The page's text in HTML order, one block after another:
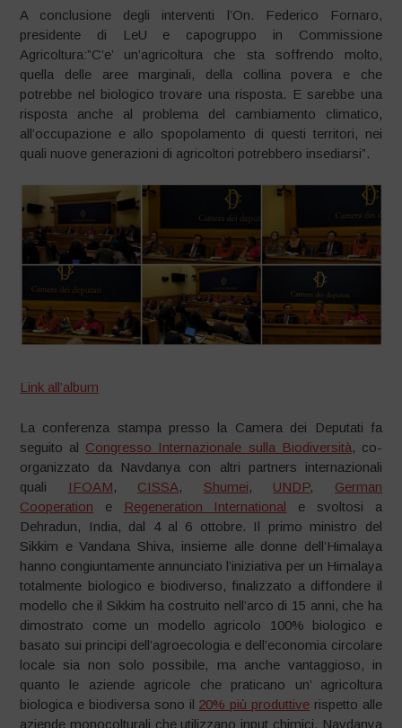
A conclusione degli interventi l’On. Federico Fornaro,
presidente di LeU e capogruppo in Commissione
Agricoltura:”C’e’ un’agricoltura che sta soffrendo molto,
quella delle aree marginali, della collina povera e che
potrebbe nel biologico trovare una risposta. E sarebbe una
risposta anche al problema del cambiamento climatico,
all’occupazione e allo spopolamento di questi territori, nei
quali nuove generazioni di agricoltori potrebbero insediarsi”.
Link all’album
La conferenza stampa presso la Camera dei Deputati fa
seguito al Congresso Internazionale sulla Biodiversità, co-
organizzato da Navdanya con altri partners internazionali
quali
IFOAM, CISSA, Shumei, UNDP, German
Cooperation e Regeneration International e svoltosi a
Dehradun, India, dal 4 al 6 ottobre. Il primo ministro del
Sikkim e Vandana Shiva, insieme alle donne dell’Himalaya
hanno congiuntamente annunciato l’iniziativa per un Himalaya
totalmente biologico e biodiverso, finalizzato a diffondere il
modello che il Sikkim ha costruito nell’arco di 15 anni, che ha
dimostrato come un modello agricolo 100% biologico e
basato sui principi dell’agroecologia e dell’economia circolare
locale sia non solo possibile, ma anche vantaggioso, in
quanto le aziende agricole che praticano un’ agricoltura
biologica e biodiversa sono il 20% più produttive rispetto alle
aziende monocolturali che utilizzano input chimici. Navdanya